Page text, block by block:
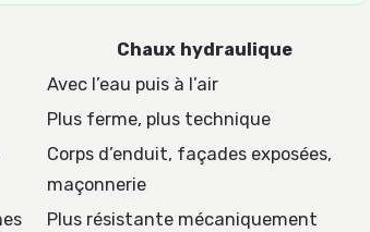
Chaux hydraulique
Avec l’eau puis à l’air
Plus ferme, plus technique
Corps d’enduit, façades exposées,
maçonnerie
Plus résistante mécaniquement